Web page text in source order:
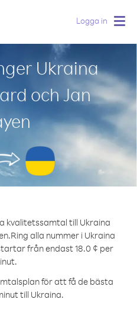
Logga in
Ukraina
och Jan
kvalitetssamtal till Ukraina
Ring alla nummer i Ukraina
från endast 18.0 ¢ per
för att få de bästa
till Ukraina.